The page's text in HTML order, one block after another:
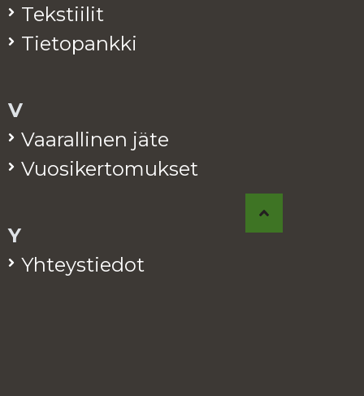
Teks­tii­lit
Tie­to­pank­ki
V
Vaa­ral­li­nen jäte
Vuo­si­ker­to­muk­set
Y
Yh­teys­tie­dot